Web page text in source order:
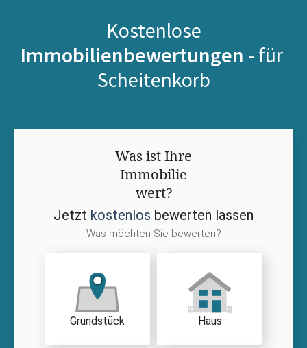
Kostenlose
Immobilienbewertungen - für
Scheitenkorb
Was ist Ihre
Immobilie
wert?
Jetzt kostenlos bewerten lassen
Was möchten Sie bewerten?
Grundstück Haus